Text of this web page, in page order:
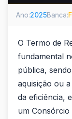
Ano:2025Banca:
O Termo de
fundamental
pública,
aquisição ou
da eficiência,
um